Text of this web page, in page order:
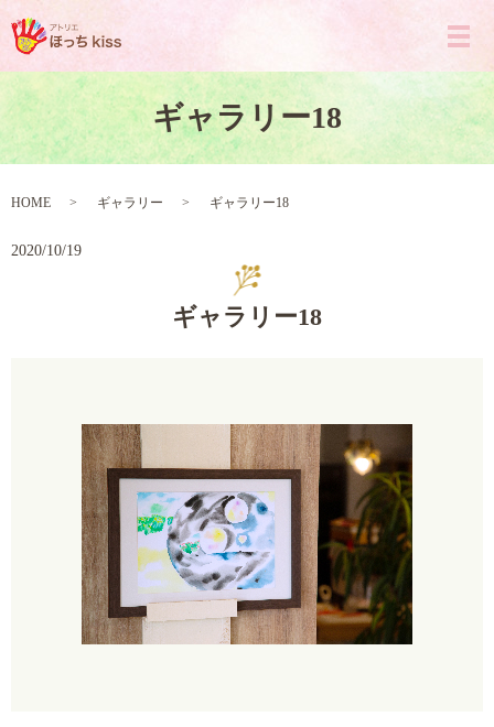
ギャラリー18
HOME ギャラリー ギャラリー18
2020/10/19
ギャラリー18